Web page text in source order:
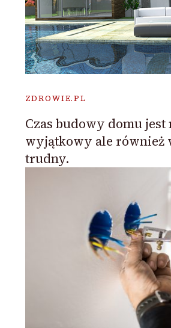
ZDROWIE.PL
Czas budowy domu
wyjątkowy ale również
trudny.